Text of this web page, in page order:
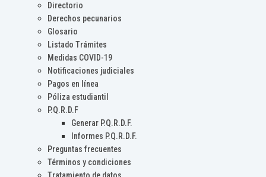
Directorio
Derechos pecunarios
Glosario
Listado Trámites
Medidas COVID-19
Notificaciones judiciales
Pagos en línea
Póliza estudiantil
P.Q.R.D.F
Generar P.Q.R.D.F.
Informes P.Q.R.D.F.
Preguntas frecuentes
Términos y condiciones